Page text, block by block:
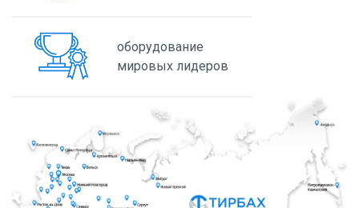
оборудование
мировых лидеров